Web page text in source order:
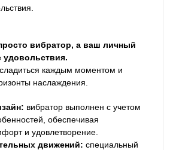
вибратор, а ваш личный
каждым моментом и
наслаждения.
вибратор выполнен с учетом
обеспечивая
и удовлетворение.
движений: специальный